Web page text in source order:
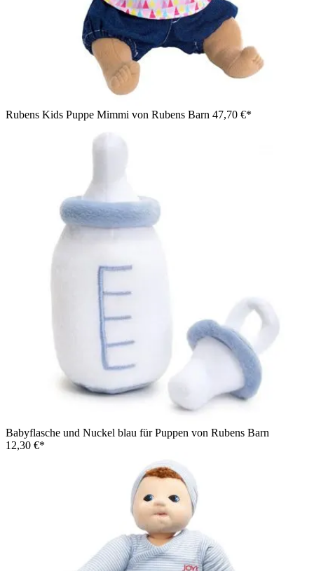
Rubens Kids Puppe Mimmi von Rubens Barn 47,70 €*
Babyflasche und Nuckel blau für Puppen von Rubens Barn
12,30 €*